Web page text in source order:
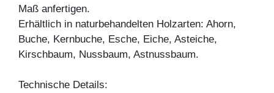
Maß anfertigen.
Erhältlich in naturbehandelten Holzarten: Ahorn,
Buche, Kernbuche, Esche, Eiche, Asteiche,
Kirschbaum, Nussbaum, Astnussbaum.
Technische Details: